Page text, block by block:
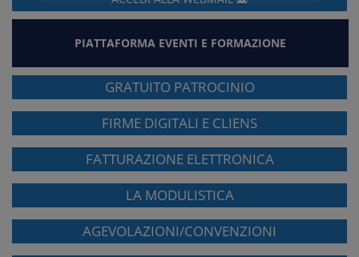
PIATTAFORMA EVENTI E FORMAZIONE
GRATUITO PATROCINIO
FIRME DIGITALI E CLIENS
FATTURAZIONE ELETTRONICA
LA MODULISTICA
AGEVOLAZIONI/CONVENZIONI